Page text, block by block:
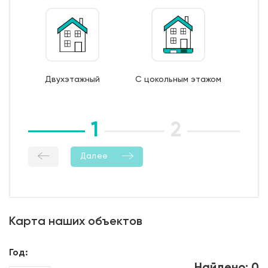
арматуры 6/8 AI);
7. Монтаж опалубки из обрезной доски;
влажностный режима);
Двухэтажный С цокольным этажом
1 2
Далее
Карта наших объектов
Год: